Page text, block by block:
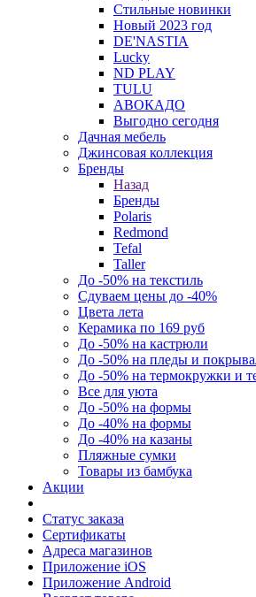
Стильные новинки
Новый 2023 год
DE'NASTIA
Lucky
ND PLAY
TULU
АВОКАДО
Выгодно сегодня
Дачная мебель
Джинсовая коллекция
Бренды
Назад
Бренды
Polaris
Redmond
Tefal
Taller
До -50% на текстиль
Сдуваем цены до -40%
Цвета лета
Керамика по 169 руб
До -50% на кастрюли
До -50% на пледы и
До -50% на термокружки и
Все для уюта
До -50% на формы
До -40% на формы
До -40% на казаны
Пляжные сумки
Товары из бамбука
Акции
Статус заказа
Сертификаты
Адреса магазинов
Приложение iOS
Приложение Android